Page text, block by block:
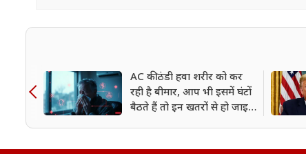
AC की ठंडी हवा शरीर को कर
रही है बीमार, आप भी इसमें घंटों
बैठते हैं तो इन खतरों से हो जाइए